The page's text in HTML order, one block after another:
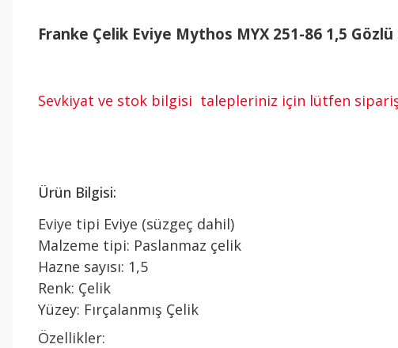
Franke Çelik Eviye Mythos MYX 251-86 1,5 Gözlü
Sevkiyat ve stok bilgisi talepleriniz için lütfen sipariş
Ürün Bilgisi:
Eviye tipi Eviye (süzgeç dahil)
Malzeme tipi: Paslanmaz çelik
Hazne sayısı: 1,5
Renk: Çelik
Yüzey: Fırçalanmış Çelik
Özellikler: